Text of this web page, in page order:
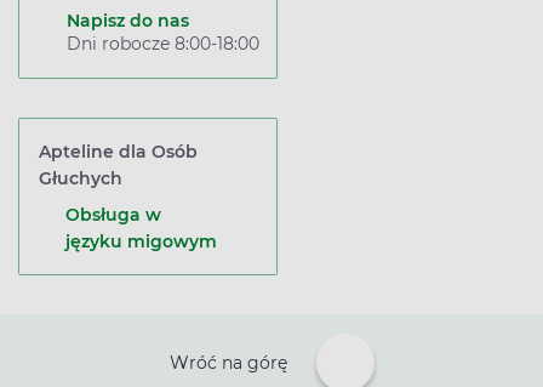
Napisz do nas
Dni robocze 8:00-18:00
Apteline dla Osób
Głuchych
Obsługa w
języku migowym
Wróć na górę